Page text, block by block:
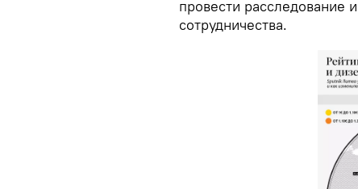
провести расследование
сотрудничества.